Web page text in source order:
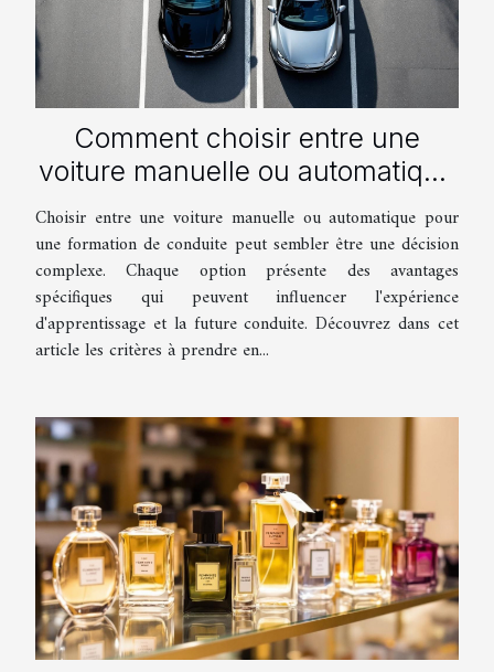
Comment choisir entre une
voiture manuelle ou automatique
pour votre formation de conduite
?
Choisir entre une voiture manuelle ou automatique pour
une formation de conduite peut sembler être une décision
complexe. Chaque option présente des avantages
spécifiques qui peuvent influencer l'expérience
d'apprentissage et la future conduite. Découvrez dans cet
article les critères à prendre en...